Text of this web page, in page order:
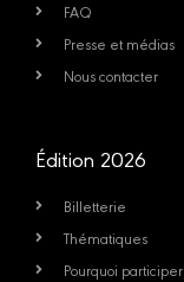
FAQ
Presse et médias
Nous contacter
Édition 2026
Billetterie
Thématiques
Pourquoi participer